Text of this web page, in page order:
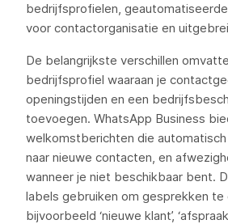
bedrijfsprofielen,
voor contactorganisatie en
De belangrijkste verschillen
bedrijfsprofiel waaraan je
openingstijden en een
toevoegen. WhatsApp Business
welkomstberichten die
naar nieuwe contacten, en
wanneer je niet beschikbaar bent.
labels gebruiken om gesprekken te
bijvoorbeeld ‘nieuwe klant’,